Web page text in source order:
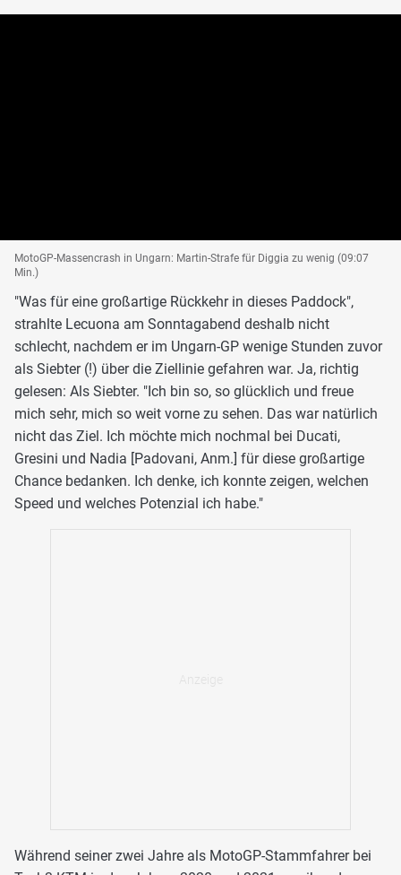
MotoGP-Massencrash in Ungarn: Martin-Strafe für Diggia zu wenig (09:07
Min.)
"Was für eine großartige Rückkehr in dieses Paddock",
strahlte Lecuona am Sonntagabend deshalb nicht
schlecht, nachdem er im Ungarn-GP wenige Stunden zuvor
als Siebter (!) über die Ziellinie gefahren war. Ja, richtig
gelesen: Als Siebter. "Ich bin so, so glücklich und freue
mich sehr, mich so weit vorne zu sehen. Das war natürlich
nicht das Ziel. Ich möchte mich nochmal bei Ducati,
Gresini und Nadia [Padovani, Anm.] für diese großartige
Chance bedanken. Ich denke, ich konnte zeigen, welchen
Speed und welches Potenzial ich habe."
Während seiner zwei Jahre als MotoGP-Stammfahrer bei